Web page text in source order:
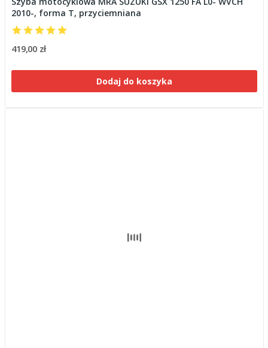
2010-, forma T, przyciemniana
419,00 zł
Dodaj do koszyka